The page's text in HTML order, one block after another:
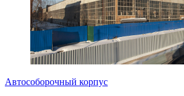
Автособорочный корпус